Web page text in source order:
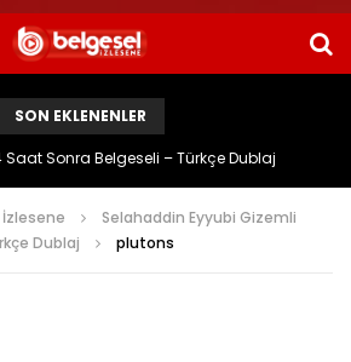
SON EKLENENLER
Sonra Belgeseli – Türkçe Dublaj
Selahaddin Eyyubi Gizemli
Dublaj
plutons